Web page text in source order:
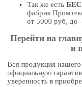
Так же есть
фабрик
от 5000 руб, до
Перейти на
и
Вся продукция
официальную
уверенность в